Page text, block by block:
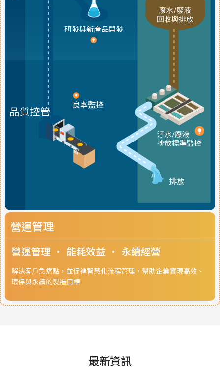
品質控管
研發與新產品開發
良率監控
汙水/廢液
排放標準監控
排放
營運管理
營運管理 能耗效益 永續經營
解決客戶急痛點，並促進智慧化流程管理，幫助企業實現高效、
環保與永續的製造目標
最新資訊